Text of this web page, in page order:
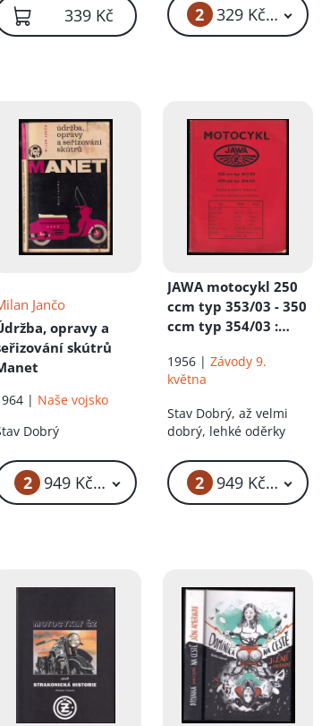
339 Kč 2 329 Kč – 359 Kč
Jančo
opravy a
skútrů
| Naše vojsko
Dobrý
2 949 Kč – 1 049 Kč
JAWA motocykl 250
ccm typ 353/03 - 350
ccm typ 354/03 :
Návod k obsluze
1956 | Závody 9.
května
Stav Dobrý, až velmi
dobrý, lehké oděrky
2 949 Kč – 999 Kč
košíku!